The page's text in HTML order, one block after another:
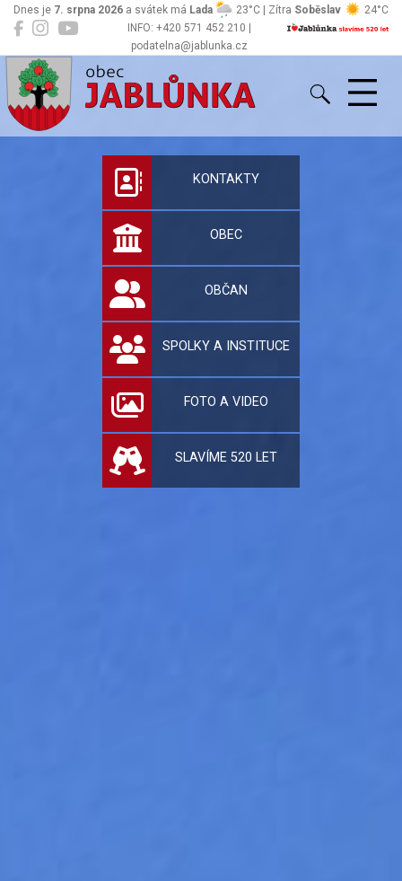
INFO: +420 571 452 210 |
podatelna@jablunka.cz
Dnes je 7. srpna 2026 a svátek má Lada 23°C | Zítra Soběslav 24°C
Jablůnka
Oficiální stránky
KONTAKTY
OBEC
OBČAN
SPOLKY A INSTITUCE
FOTO A VIDEO
SLAVÍME 520 LET